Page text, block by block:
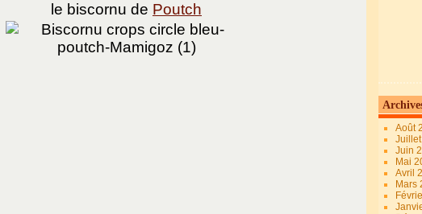
le biscornu de Poutch
Août
Juin
Mai
Avril
Mars